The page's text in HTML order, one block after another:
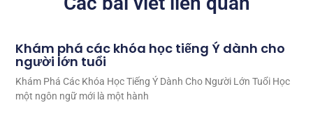
Khám phá các khóa học tiếng Ý dành cho
người lớn tuổi
Khám Phá Các Khóa Học Tiếng Ý Dành Cho Người Lớn Tuổi Học
một ngôn ngữ mới là một hành